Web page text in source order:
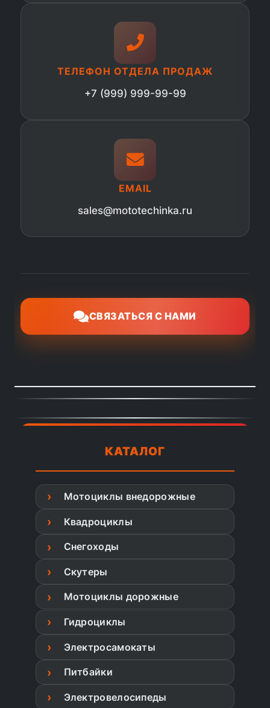
ТЕЛЕФОН ОТДЕЛА ПРОДАЖ
+7 (999) 999-99-99
EMAIL
sales@mototechinka.ru
СВЯЗАТЬСЯ С НАМИ
КАТАЛОГ
Мотоциклы внедорожные
Квадроциклы
Снегоходы
Скутеры
Мотоциклы дорожные
Гидроциклы
Электросамокаты
Питбайки
Электровелосипеды